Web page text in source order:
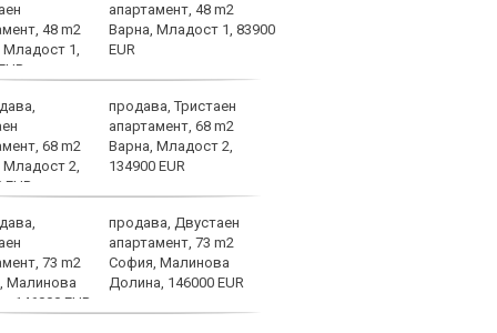
апартамент, 48 m2
Варна, Младост 1, 83900
EUR
продава, Тристаен
апартамент, 68 m2
Варна, Младост 2,
134900 EUR
продава, Двустаен
апартамент, 73 m2
София, Малинова
Долина, 146000 EUR